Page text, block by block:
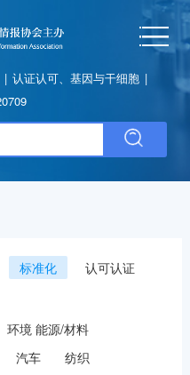
| 认证认可、基因与干细胞 |
标准化
认可认证
环境 能源/材料
汽车
纺织